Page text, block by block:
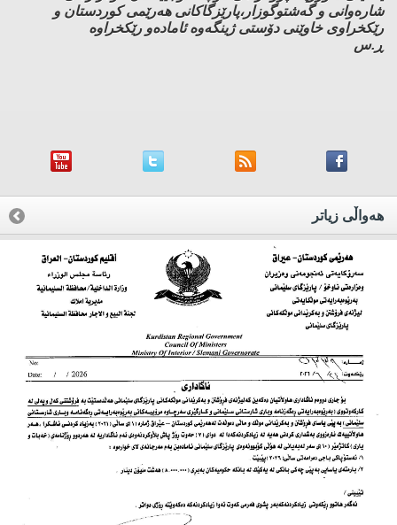
شارەوانی و گەشتوگوزار،پارێزگاکانی هەرێمی کوردستان و
رێکخراوی خاوێنی دۆستی ژینگەوە ئامادەو رێکخراوە
ڕ.س
هه‌واڵی زیاتر